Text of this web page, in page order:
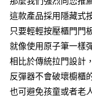
後付繳納相關費用。
※ 交易是否成功請以「
是否繳費成功／繳費後
客戶支援中心」
【注意事項】
１．透過由恩沛科技股
易，需依本服務之必要
宅配
每筆NT$100，滿
每筆NT$150
這款產品採用隱藏式
只要輕輕按壓櫃門門
就像使用原子筆一樣
相比於傳統拉門設計，
反彈器不會破壞櫥櫃
也可避免孩童或者老